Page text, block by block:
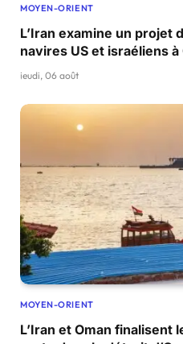
MOYEN-ORIENT
L’Iran examine un projet
navires US et israéliens à
jeudi, 06 août
MOYEN-ORIENT
L’Iran et Oman finalisent